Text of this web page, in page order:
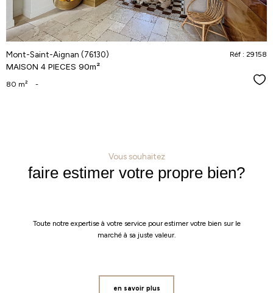
Mont-Saint-Aignan (76130)
MAISON 4 PIECES 90m²
Réf : 29158
80 m² -
Vous souhaitez
faire estimer votre propre bien?
Toute notre expertise à votre service pour estimer votre bien sur le
marché à sa juste valeur.
en savoir plus